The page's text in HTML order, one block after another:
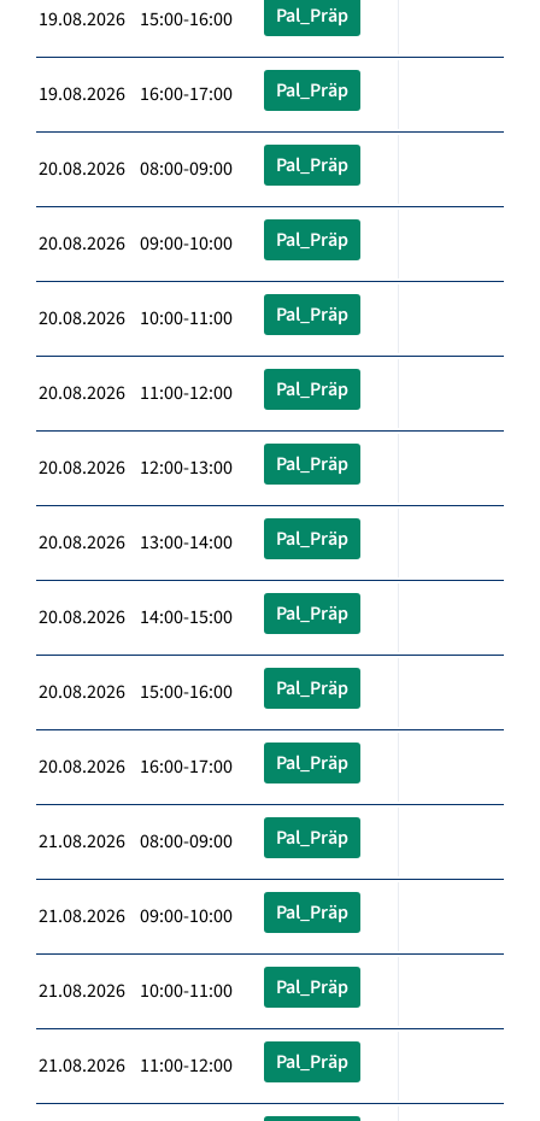
19.08.2026 15:00-16:00 Pal_Präp
19.08.2026 16:00-17:00 Pal_Präp
20.08.2026 08:00-09:00 Pal_Präp
20.08.2026 09:00-10:00 Pal_Präp
20.08.2026 10:00-11:00 Pal_Präp
20.08.2026 11:00-12:00 Pal_Präp
20.08.2026 12:00-13:00 Pal_Präp
20.08.2026 13:00-14:00 Pal_Präp
20.08.2026 14:00-15:00 Pal_Präp
20.08.2026 15:00-16:00 Pal_Präp
20.08.2026 16:00-17:00 Pal_Präp
21.08.2026 08:00-09:00 Pal_Präp
21.08.2026 09:00-10:00 Pal_Präp
21.08.2026 10:00-11:00 Pal_Präp
21.08.2026 11:00-12:00 Pal_Präp